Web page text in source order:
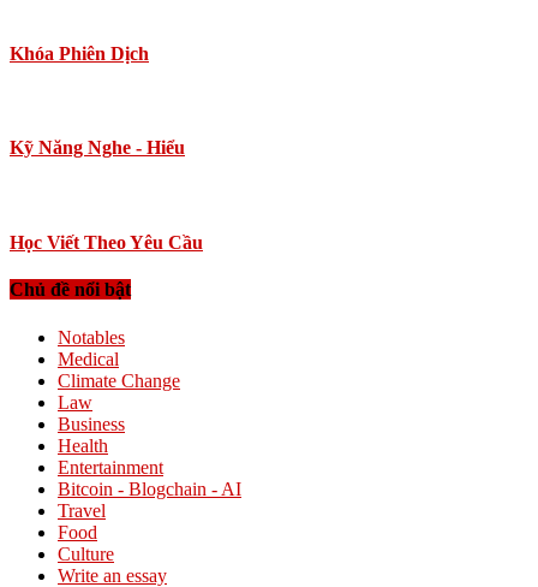
Khóa Phiên Dịch
Kỹ Năng Nghe - Hiểu
Học Viết Theo Yêu Cầu
Chủ đề nổi bật
Notables
Medical
Climate Change
Law
Business
Health
Entertainment
Bitcoin - Blogchain - AI
Travel
Food
Culture
Write an essay